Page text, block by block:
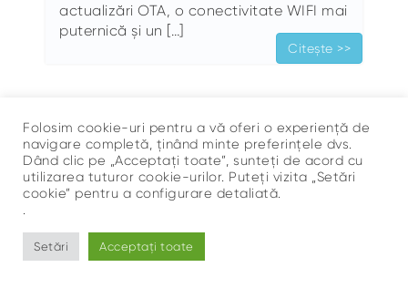
actualizări OTA, o conectivitate WIFI mai
puternică și un […]
Citește >>
Sus
Folosim cookie-uri pentru a vă oferi o experiență de
navigare completă, ținând minte preferințele dvs.
Dând clic pe „Acceptați toate”, sunteți de acord cu
utilizarea tuturor cookie-urilor. Puteți vizita „Setări
cookie” pentru a configurare detaliată.
.
Setări Acceptați toate